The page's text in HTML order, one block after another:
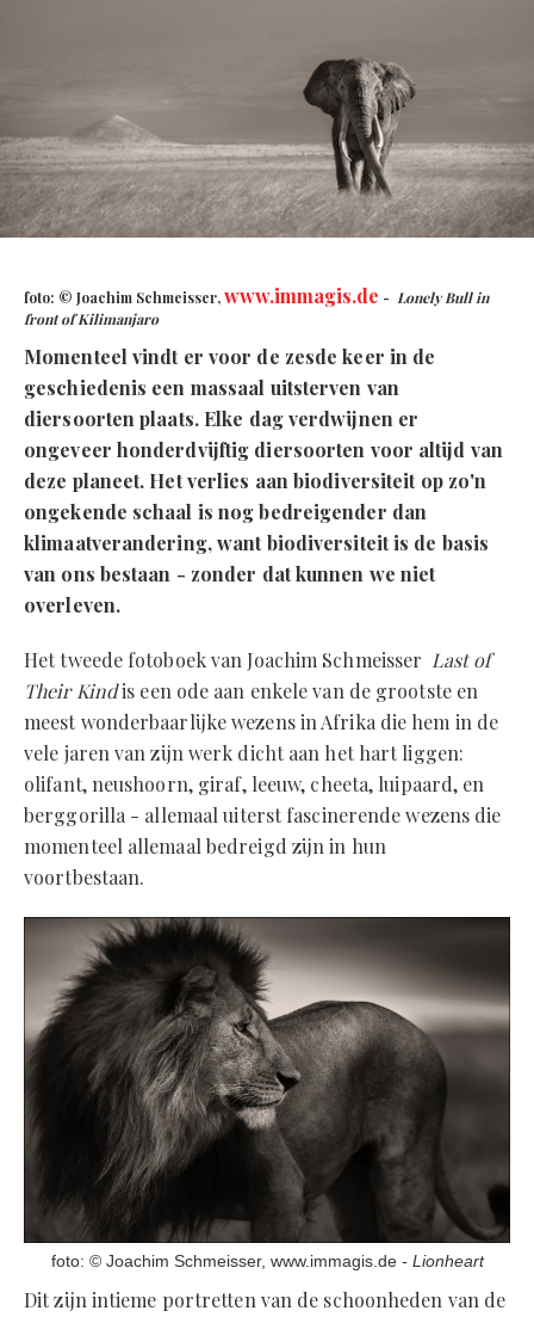
foto: © Joachim Schmeisser,www.immagis.de - Lonely Bull in
front of Kilimanjaro
Momenteel vindt er voor de zesde keer in de
geschiedenis een massaal uitsterven van
diersoorten plaats. Elke dag verdwijnen er
ongeveer honderdvijftig diersoorten voor altijd van
deze planeet. Het verlies aan biodiversiteit op zo'n
ongekende schaal is nog bedreigender dan
klimaatverandering, want biodiversiteit is de basis
van ons bestaan - zonder dat kunnen we niet
overleven.
Het tweede fotoboek van Joachim Schmeisser Last of
Their Kindis een ode aan enkele van de grootste en
meest wonderbaarlijke wezens in Afrika die hem in de
vele jaren van zijn werk dicht aan het hart liggen:
olifant, neushoorn, giraf, leeuw, cheeta, luipaard, en
berggorilla - allemaal uiterst fascinerende wezens die
momenteel allemaal bedreigd zijn in hun
voortbestaan.
foto: © Joachim Schmeisser, www.immagis.de - Lionheart
Dit zijn intieme portretten van de schoonheden van de